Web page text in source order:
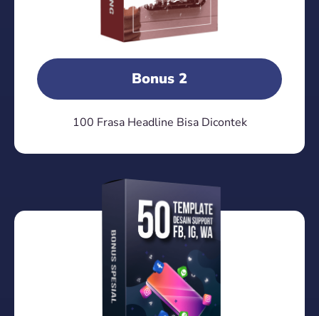
Bonus 2
100 Frasa Headline Bisa Dicontek